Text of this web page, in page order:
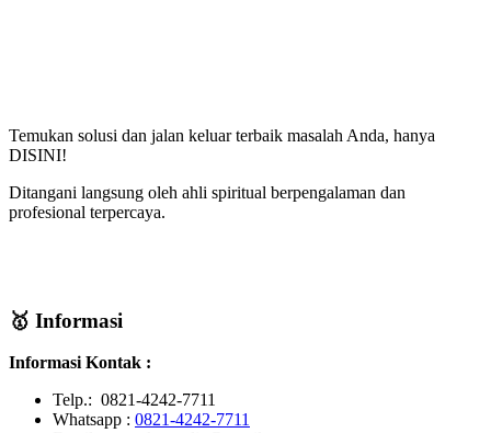
Temukan solusi dan jalan keluar terbaik masalah Anda, hanya
DISINI!
Ditangani langsung oleh ahli spiritual berpengalaman dan
profesional terpercaya.
🥇 Informasi
Informasi Kontak :
Telp.: 0821-4242-7711
Whatsapp : 0821-4242-7711